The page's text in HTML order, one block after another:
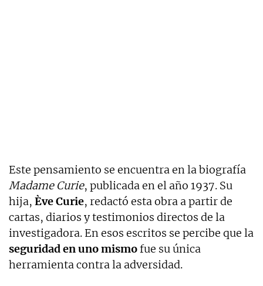
Este pensamiento se encuentra en la biografía
Madame Curie, publicada en el año 1937. Su
hija, Ève Curie, redactó esta obra a partir de
cartas, diarios y testimonios directos de la
investigadora. En esos escritos se percibe que la
seguridad en uno mismofue su única
herramienta contra la adversidad.